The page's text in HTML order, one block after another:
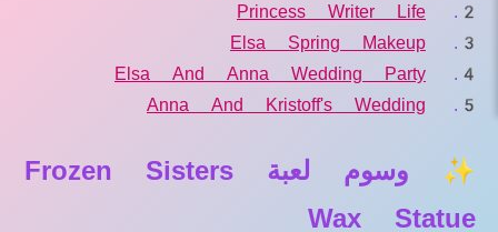
Princess Writer Life
Elsa Spring Makeup
Elsa And Anna Wedding Party
Anna And Kristoff's Wedding
✨ وسوم لعبة Frozen Sisters
Wax Statue